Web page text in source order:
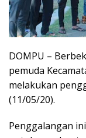
DOMPU –
pemuda
melakukan
(11/05/20).
Penggalangan